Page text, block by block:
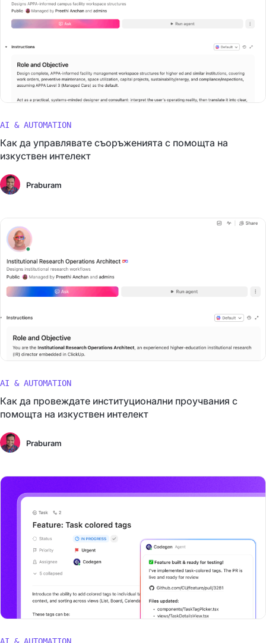
AI & AUTOMATION
Как да управлявате съоръженията с помощта на
изкуствен интелект
Praburam
AI & AUTOMATION
Как да провеждате институционални проучвания с
помощта на изкуствен интелект
Praburam